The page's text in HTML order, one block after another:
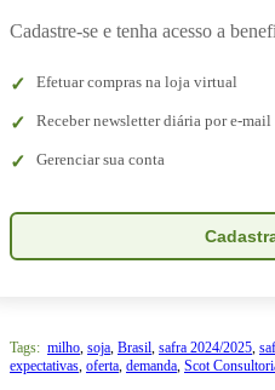
Cadastre-se e tenha acesso a
Efetuar compras na loja virtual
Receber newsletter diária por e-mail
Gerenciar sua conta
Tags: milho, soja, Brasil, safra 2024/2025,
expectativas, oferta, demanda, Scot